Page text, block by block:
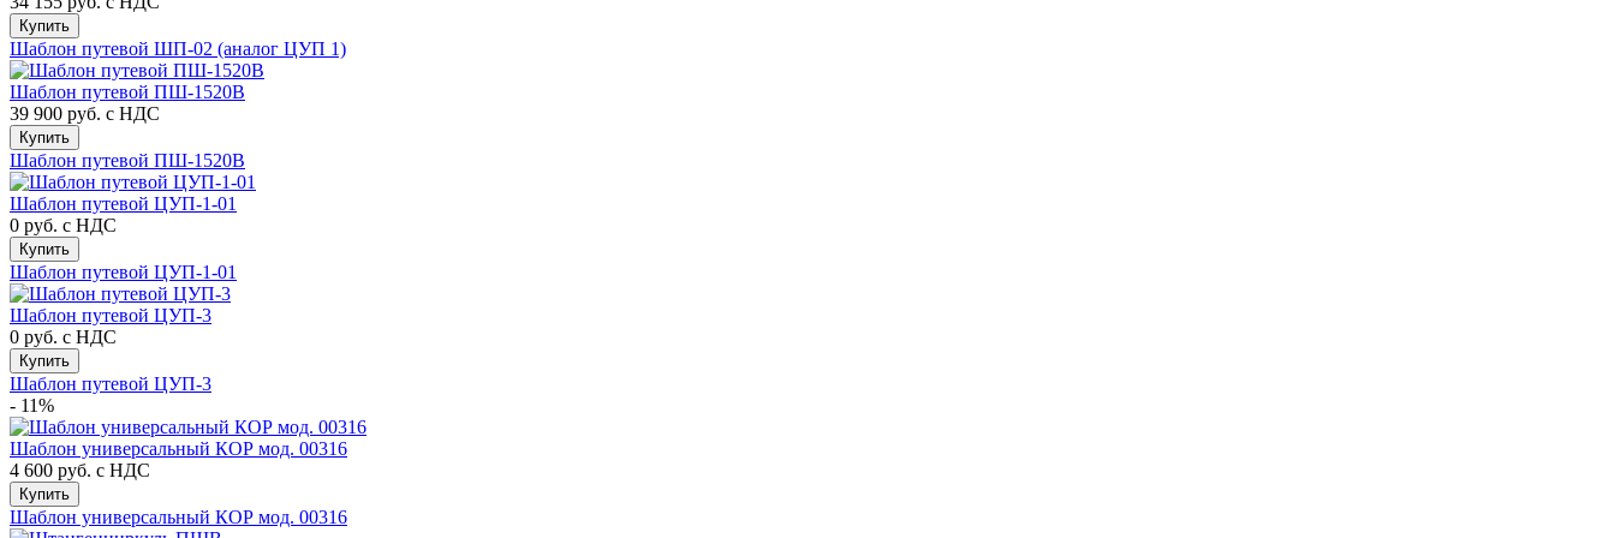
Купить
Шаблон путевой ШП-02 (аналог ЦУП 1)
Шаблон путевой ПШ-1520В
39 900 руб. с НДС
Купить
Шаблон путевой ПШ-1520В
Шаблон путевой ЦУП-1-01
0 руб. с НДС
Купить
Шаблон путевой ЦУП-1-01
Шаблон путевой ЦУП-3
0 руб. с НДС
Купить
Шаблон путевой ЦУП-3
- 11%
Шаблон универсальный КОР мод. 00316
4 600 руб. с НДС
Купить
Шаблон универсальный КОР мод. 00316